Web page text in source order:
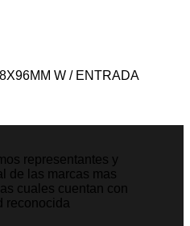
W / ENTRADA
representantes y
de las marcas mas
cuales cuentan con
reconocida